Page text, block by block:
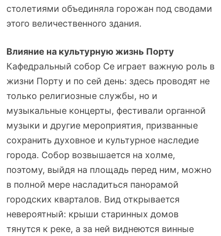
столетиями объединяла горожан под сводами
этого величественного здания.
Влияние на культурную жизнь Порту
Кафедральный собор Се играет важную роль в
жизни Порту и по сей день: здесь проводят не
только религиозные службы, но и
музыкальные концерты, фестивали органной
музыки и другие мероприятия, призванные
сохранить духовное и культурное наследие
города. Собор возвышается на холме,
поэтому, выйдя на площадь перед ним, можно
в полной мере насладиться панорамой
городских кварталов. Вид открывается
невероятный: крыши старинных домов
тянутся к реке, а за ней виднеются винные